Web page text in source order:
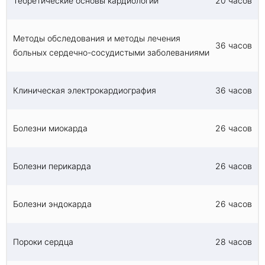
Методы обследования и методы лечения
больных сердечно-сосудистыми заболеваниями
36 часов
Клиническая электрокардиография 36 часов
Болезни миокарда 26 часов
Болезни перикарда 26 часов
Болезни эндокарда 26 часов
Пороки сердца 28 часов